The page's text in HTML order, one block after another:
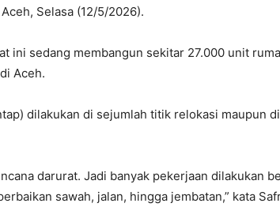
Selasa (12/5/2026).
ini sedang membangun sekitar 27.000 unit
Aceh.
dilakukan di sejumlah titik relokasi maupun
darurat. Jadi banyak pekerjaan dilakukan
sawah, jalan, hingga jembatan,” kata